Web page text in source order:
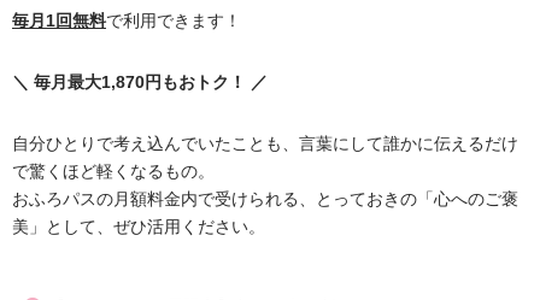
毎月1回無料で利用できます！
＼ 毎月最大1,870円もおトク！ ／
自分ひとりで考え込んでいたことも、言葉にして誰かに伝えるだけ
で驚くほど軽くなるもの。
おふろパスの月額料金内で受けられる、とっておきの「心へのご褒
美」として、ぜひ活用ください。